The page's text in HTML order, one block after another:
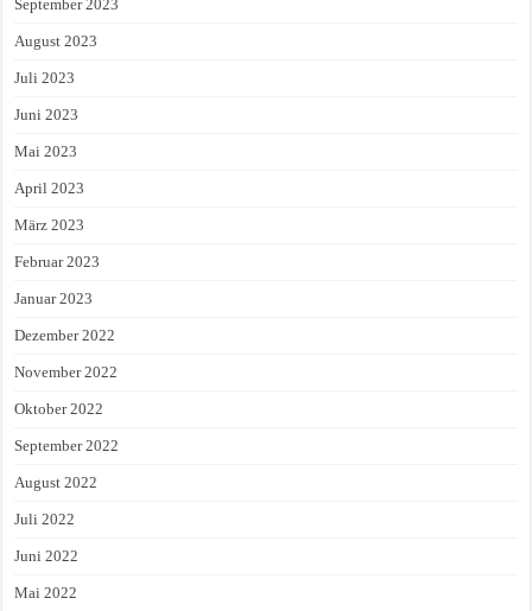
September 2023
August 2023
Juli 2023
Juni 2023
Mai 2023
April 2023
März 2023
Februar 2023
Januar 2023
Dezember 2022
November 2022
Oktober 2022
September 2022
August 2022
Juli 2022
Juni 2022
Mai 2022